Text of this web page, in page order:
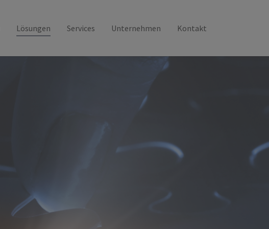
Lösungen Services Unternehmen Kontakt